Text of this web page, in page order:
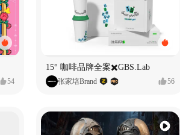
54
15° 咖啡品牌全案✖️GBS.Lab
张家培Brand 56